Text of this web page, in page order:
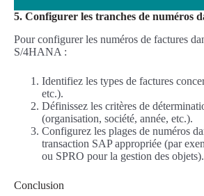
5. Configurer les tranches de numéros
Pour configurer les numéros de factures
S/4HANA :
Identifiez les types de factures
etc.).
Définissez les critères de
(organisation, société, année, etc.).
Configurez les plages de numéros
transaction SAP appropriée (par
ou SPRO pour la gestion des objets).
Conclusion